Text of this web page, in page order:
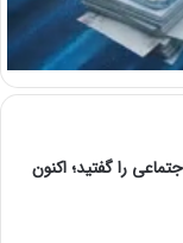
را گفتید؛ اکنون